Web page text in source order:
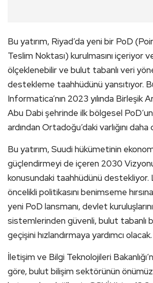
Bu yatırım, Riyad’da yeni bir PoD
Teslim Noktası) kurulmasını içeriyor
ölçeklenebilir ve bulut tabanlı veri
destekleme taahhüdünü yansıtıyor.
Informatica’nın 2023 yılında Birleşik
Abu Dabi şehrinde ilk bölgesel
ardından Ortadoğu’daki varlığını
Bu yatırım, Suudi hükümetinin
güçlendirmeyi de içeren 2030
konusundaki taahhüdünü destekliyor.
öncelikli politikasını benimseme
yeni PoD lansmanı, devlet
sistemlerinden güvenli, bulut tabanlı
geçişini hızlandırmaya yardımcı olacak.
İletişim ve Bilgi Teknolojileri
göre, bulut bilişim sektörünün